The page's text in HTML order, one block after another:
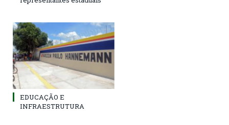
EDUCAÇÃO E
INFRAESTRUTURA